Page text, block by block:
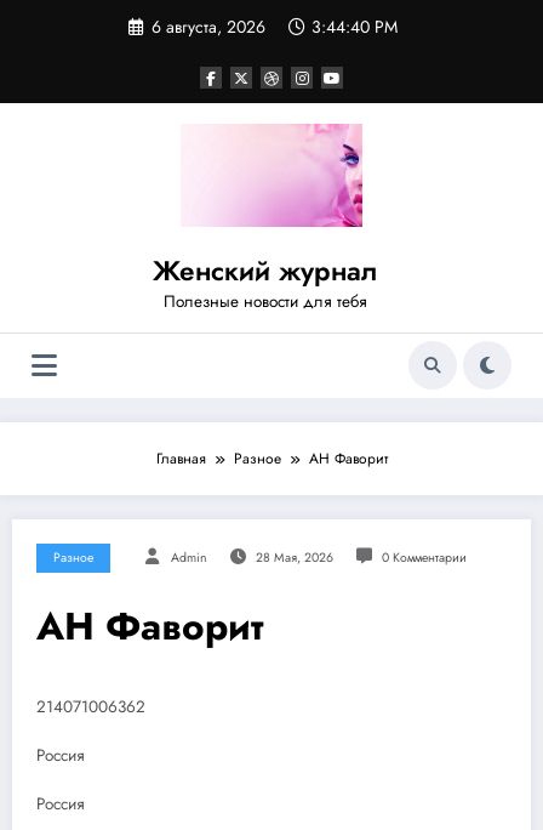
6 августа, 2026 3:44:40 PM
Женский журнал
Полезные новости для тебя
Главная Разное АН Фаворит
Разное Admin 28 Мая, 2026 0 Комментарии
АН Фаворит
214071006362
Россия
Россия